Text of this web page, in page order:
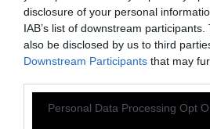
disclosure of your personal
IAB’s list of downstream
also be disclosed by us to third
Downstream Participants that may
Personal Data Processing Opt
χώρα ευνοεί τους λίγους
κρατών-μελών, από τους
(όπως στην Ελλάδα) μέχρι
(όπως στη Γερμανία), που
να αλλάξουν τα πράγματα,